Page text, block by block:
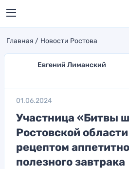
Главная Новости Ростова
Евгений Лиманский
01.06.2024
Участница «Битвы
Ростовской
рецептом
полезного завтрака